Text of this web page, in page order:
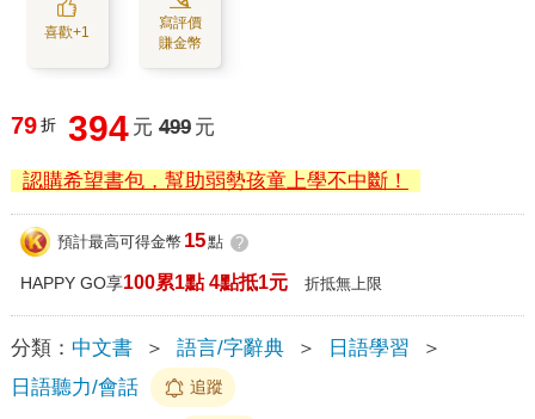
喜歡+1
寫評價
賺金幣
79 折 394 元 499 元
認購希望書包，幫助弱勢孩童上學不中斷！
預計最高可得金幣 15點 ?
HAPPY GO享100累1點 4點抵1元 折抵無上限
分類： 中文書 ＞ 語言/字辭典 ＞ 日語學習
＞
日語聽力/會話
追蹤